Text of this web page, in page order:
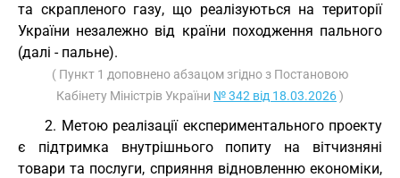
та скрапленого газу, що реалізуються на території
України незалежно від країни походження пального
(далі - пальне).
( Пункт 1 доповнено абзацом згідно з Постановою
Кабінету Міністрів України № 342 від 18.03.2026)
2. Метою реалізації експериментального проекту
є підтримка внутрішнього попиту на вітчизняні
товари та послуги, сприяння відновленню економіки,